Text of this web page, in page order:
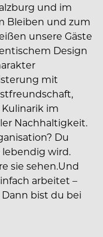
und im
Bleiben und zum
unsere Gäste
Design
mit
im
Nachhaltigkeit.
Du
wird.
sie sehen.Und
arbeitet –
bist du bei